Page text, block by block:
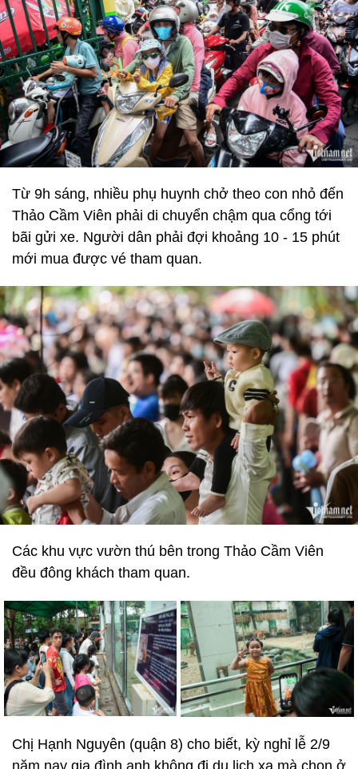
Từ 9h sáng, nhiều phụ huynh chở theo con nhỏ đến
Thảo Cầm Viên phải di chuyển chậm qua cổng tới
bãi gửi xe. Người dân phải đợi khoảng 10 - 15 phút
mới mua được vé tham quan.
Các khu vực vườn thú bên trong Thảo Cầm Viên
đều đông khách tham quan.
Chị Hạnh Nguyên (quận 8) cho biết, kỳ nghỉ lễ 2/9